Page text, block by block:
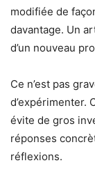
modifiée de
davantage. Un
d’un nouveau
Ce n’est pas
d’expérimenter.
évite de gros
réponses
réflexions.